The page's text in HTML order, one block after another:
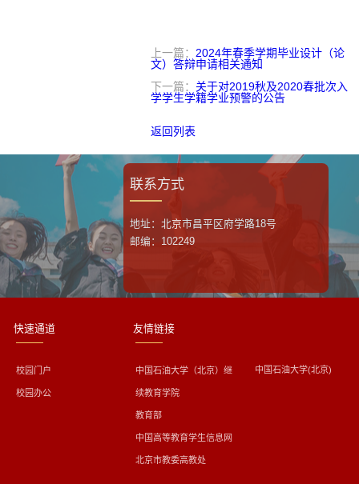
上一篇： 2024年春季学期毕业设计（论
文）答辩申请相关通知
下一篇： 关于对2019秋及2020春批次入
学学生学籍学业预警的公告
返回列表
联系方式
地址：北京市昌平区府学路18号
邮编：102249
快速通道
校园门户
校园办公
友情链接
中国石油大学（北京）继
续教育学院
教育部
中国高等教育学生信息网
北京市教委高教处
中国石油大学(北京)